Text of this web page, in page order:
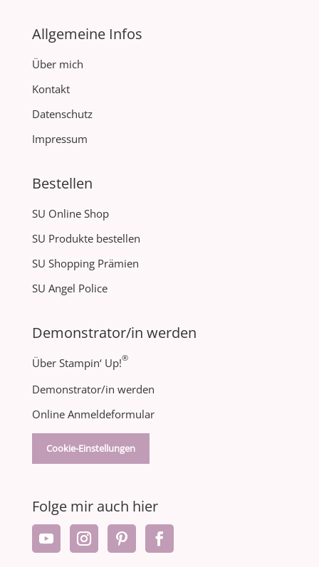
Allgemeine Infos
Über mich
Kontakt
Datenschutz
Impressum
Bestellen
SU Online Shop
SU Produkte bestellen
SU Shopping Prämien
SU Angel Police
Demonstrator/in werden
Über Stampin‘ Up!®
Demonstrator/in werden
Online Anmeldeformular
Cookie-Einstellungen
Folge mir auch hier